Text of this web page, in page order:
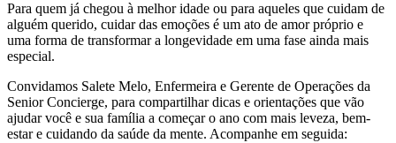
Para quem já chegou à melhor idade ou para aqueles que cuidam de
alguém querido, cuidar das emoções é um ato de amor próprio e
uma forma de transformar a longevidade em uma fase ainda mais
especial.
Convidamos Salete Melo, Enfermeira e Gerente de Operações da
Senior Concierge, para compartilhar dicas e orientações que vão
ajudar você e sua família a começar o ano com mais leveza, bem-
estar e cuidando da saúde da mente. Acompanhe em seguida: